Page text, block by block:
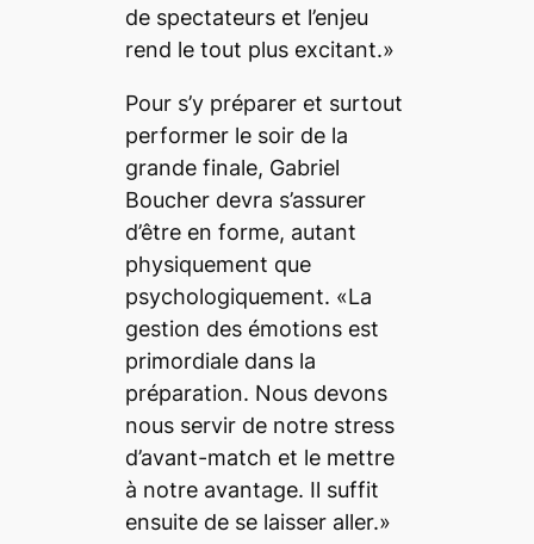
de spectateurs et l’enjeu
rend le tout plus excitant.»
Pour s’y préparer et surtout
performer le soir de la
grande finale, Gabriel
Boucher devra s’assurer
d’être en forme, autant
physiquement que
psychologiquement. «La
gestion des émotions est
primordiale dans la
préparation. Nous devons
nous servir de notre stress
d’avant-match et le mettre
à notre avantage. Il suffit
ensuite de se laisser aller.»